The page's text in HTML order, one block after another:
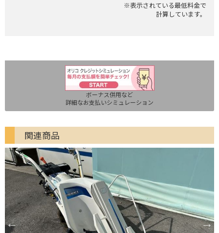
※表示されている最低料金で
計算しています。
ボーナス併用など
詳細なお支払いシミュレーション
関連商品